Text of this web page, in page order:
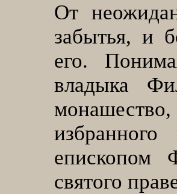
От
забытья, и
его.
владыка
епископом
святого